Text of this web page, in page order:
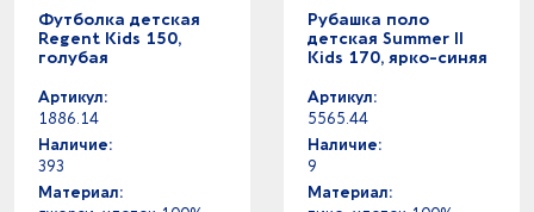
Футболка детская
Regent Kids 150,
голубая
Артикул:
1886.14
Наличие:
393
Материал:
Рубашка поло
детская Summer II
Kids 170, ярко-синяя
Артикул:
5565.44
Наличие:
9
Материал: